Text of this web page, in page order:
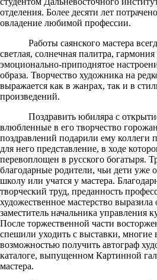
отделения. Более десяти лет
овладение любимой профессии.
Работы саянского мастера
светлая, солнечная палитра,
эмоционально-приподнятое
образа. Творчество художника на
выражается как в жанрах, так и в
произведений.
Поздравить юбиляра с
влюбленные в его творчество
поздравлений подарили ему коллеги
для него представление, в ходе
перевоплощен в русского богатыря.
благодарные родители, чьи дети уже
школу или учатся у мастера.
творческий труд, преданность
художественное мастерство
заместитель начальника управления
После торжественной части
спешили уходить с выставки, многие
возможностью получить автограф
каталоге, выпущенном Картинной
мастера.